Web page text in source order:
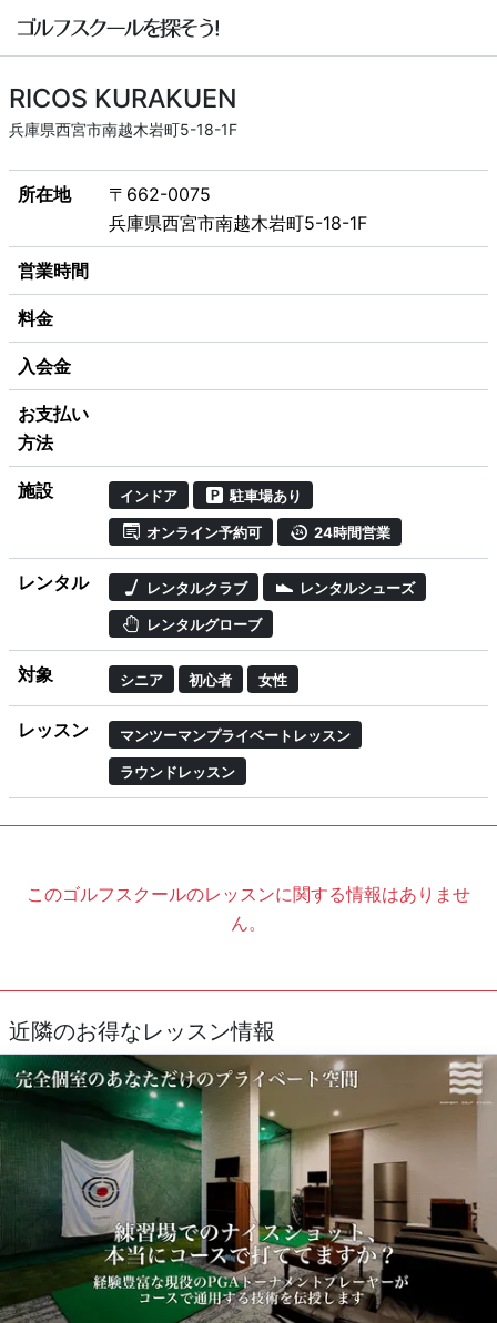
RICOS KURAKUEN
兵庫県西宮市南越木岩町5-18-1F
所在地
〒662-0075
兵庫県西宮市南越木岩町5-18-1F
営業時間
料金
入会金
お支払い
方法
施設 インドア 駐車場あり
オンライン予約可 24時間営業
レンタル レンタルクラブ レンタルシューズ
レンタルグローブ
対象 シニア 初心者 女性
レッスン マンツーマンプライベートレッスン
ラウンドレッスン
このゴルフスクールのレッスンに関する情報はありませ
ん。
近隣のお得なレッスン情報